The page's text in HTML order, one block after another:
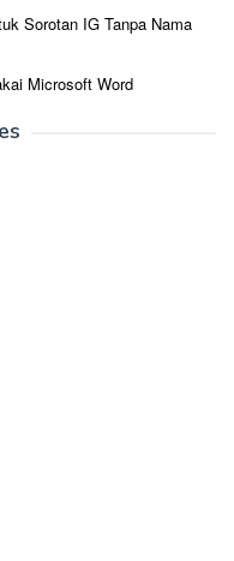
Sorotan IG Tanpa Nama
Microsoft Word